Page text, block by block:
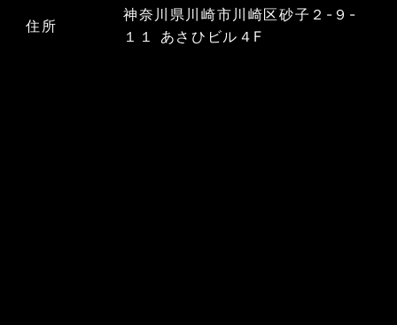
住所
神奈川県川崎市川崎区砂子２-９-
１１ あさひビル４F